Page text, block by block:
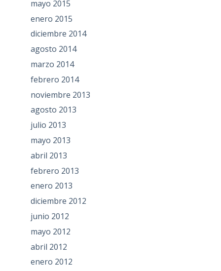
mayo 2015
enero 2015
diciembre 2014
agosto 2014
marzo 2014
febrero 2014
noviembre 2013
agosto 2013
julio 2013
mayo 2013
abril 2013
febrero 2013
enero 2013
diciembre 2012
junio 2012
mayo 2012
abril 2012
enero 2012